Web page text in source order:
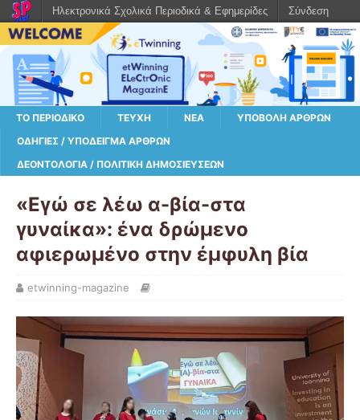
ΤΟ ΠΕΡΙΟΔΙΚΌ ΤΕΎΧΗ ΝΈΑ
ΥΠΟΒΟΛΉ ΆΡΘΡΩΝ
ΟΔΗΓΊΕΣ / ΥΠΌΔΕΙΓΜΑ ΆΡΘΡΩΝ
ΔΕΟΝΤΟΛΟΓΊΑ / ΠΟΛΙΤΙΚΉ ΔΗΜΟΣΙΕΎΣΕΩΝ
«Εγώ σε λέω α-βία-στα
γυναίκα»: ένα δρώμενο
αφιερωμένο στην έμφυλη βία
etwinning-magazine
Ηλεκτρονικά Σχολικά Περιοδικά & Εφημερίδες Σύνδεση